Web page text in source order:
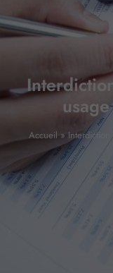
Accueil » Interdiction